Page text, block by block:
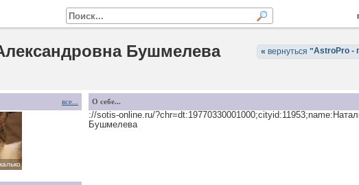
« вернуться "
Бушмелева
все... О себе...
://sotis-online.ru/
Бушмелева